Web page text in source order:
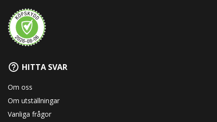
HITTA SVAR
Om oss
Om utställningar
Vanliga frågor